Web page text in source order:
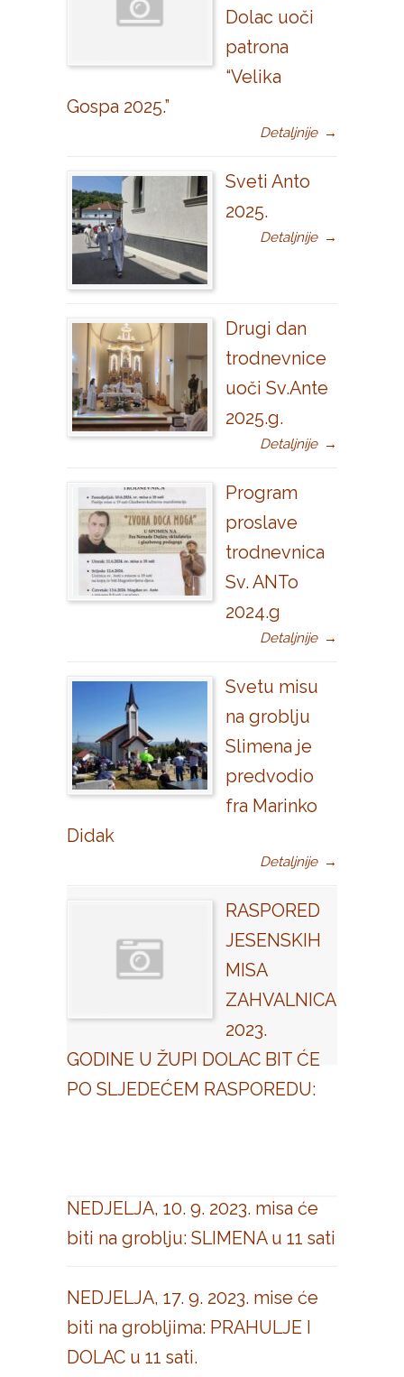
Dolac uoči
patrona
“Velika
Gospa 2025.”
Detaljnije →
Sveti Anto
2025.
Detaljnije →
Drugi dan
trodnevnice
uoči Sv.Ante
2025.g.
Detaljnije →
Program
proslave
trodnevnica
Sv. ANTo
2024.g
Detaljnije →
Svetu misu
na groblju
Slimena je
predvodio
fra Marinko
Didak
Detaljnije →
RASPORED
JESENSKIH
MISA
ZAHVALNICA
2023.
GODINE U ŽUPI DOLAC BIT ĆE
PO SLJEDEĆEM RASPOREDU:
NEDJELJA, 10. 9. 2023. misa će
biti na groblju: SLIMENA u 11 sati
NEDJELJA, 17. 9. 2023. mise će
biti na grobljima: PRAHULJE I
DOLAC u 11 sati.